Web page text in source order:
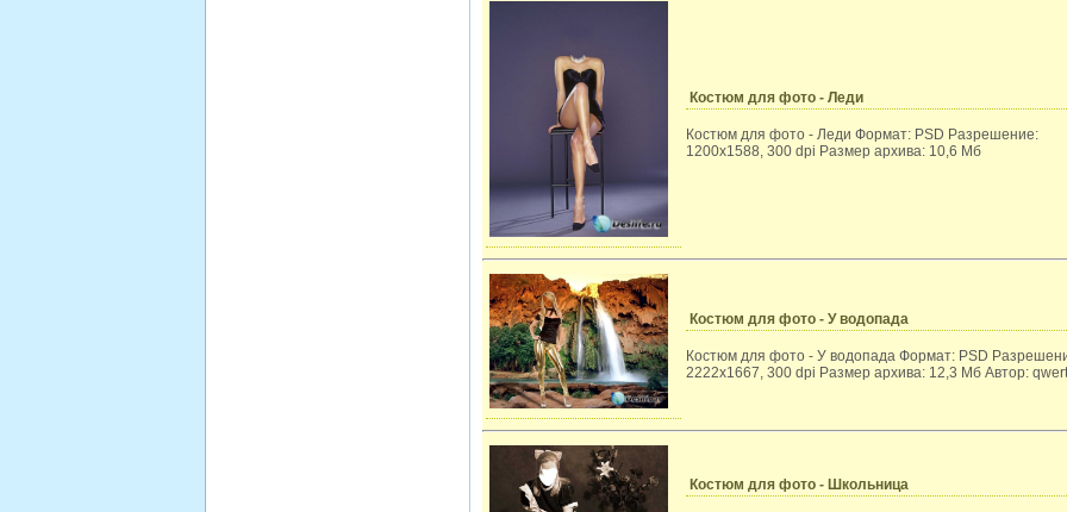
Костюм для фото - Леди
Костюм для фото - Леди Формат: PSD Разрешение:
1200x1588, 300 dpi Размер архива: 10,6 Мб
Костюм для фото - У водопада
Костюм для фото - У водопада Формат: PSD
2222x1667, 300 dpi Размер архива: 12,3 Мб Автор:
Костюм для фото - Школьница